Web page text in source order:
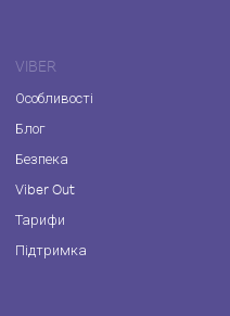
VIBER
Особливості
Блог
Безпека
Viber Out
Тарифи
Підтримка